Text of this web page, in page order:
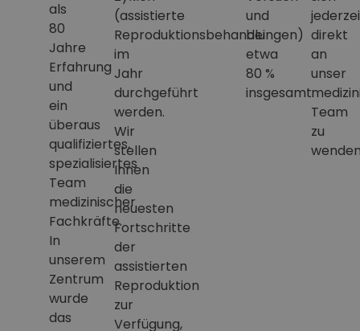
als
80
Jahre
Erfahrung
und
ein
überaus
qualifiziertes,
spezialisiertes
Team
medizinischer
Fachkräfte.
In
unserem
Zentrum
wurde
das
(assistierte
Reproduktionsbehandlungen)
im
Jahr
durchgeführt
werden.
Wir
stellen
Ihnen
die
neuesten
Fortschritte
der
assistierten
Reproduktion
zur
Verfügung,
und
bei
etwa
80 %
insgesamt.
direkt
an
unser
Team
zu